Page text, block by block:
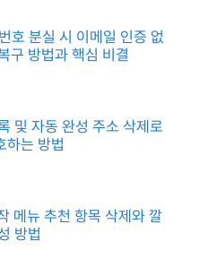
호 분실 시 이메일 인증 없
구 방법과 핵심 비결
및 자동 완성 주소 삭제로
하는 방법
메뉴 추천 항목 삭제와 깔
방법